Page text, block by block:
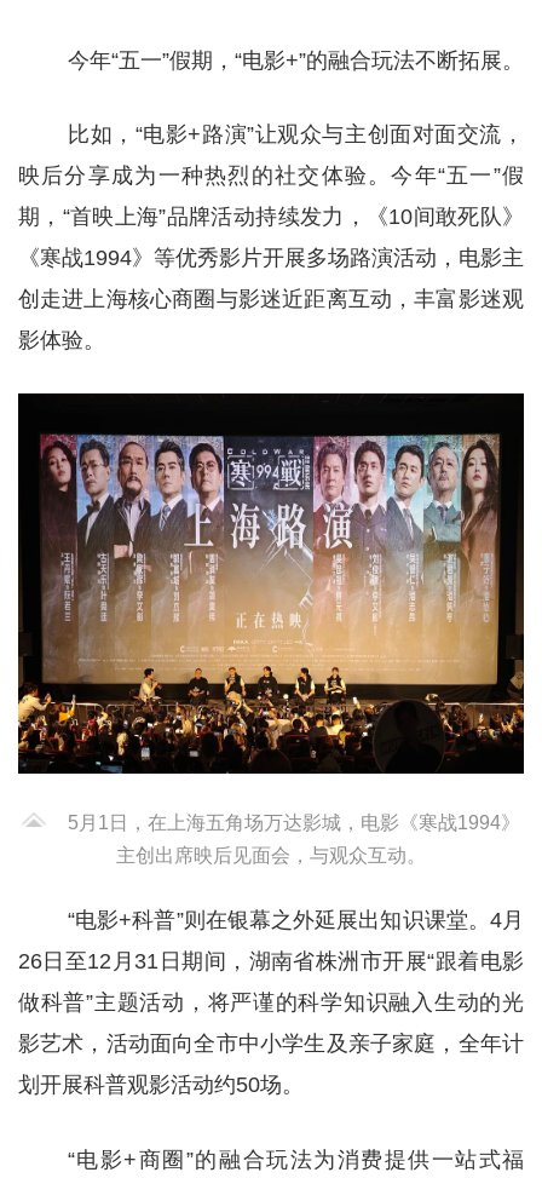
今年“五一”假期，“电影+”的融合玩法不断拓展。
比如，“电影+路演”让观众与主创面对面交流，
映后分享成为一种热烈的社交体验。今年“五一”假
期，“首映上海”品牌活动持续发力，《10间敢死队》
《寒战1994》等优秀影片开展多场路演活动，电影主
创走进上海核心商圈与影迷近距离互动，丰富影迷观
影体验。
5月1日，在上海五角场万达影城，电影《寒战1994》
主创出席映后见面会，与观众互动。
“电影+科普”则在银幕之外延展出知识课堂。4月
26日至12月31日期间，湖南省株洲市开展“跟着电影
做科普”主题活动，将严谨的科学知识融入生动的光
影艺术，活动面向全市中小学生及亲子家庭，全年计
划开展科普观影活动约50场。
“电影+商圈”的融合玩法为消费提供一站式福